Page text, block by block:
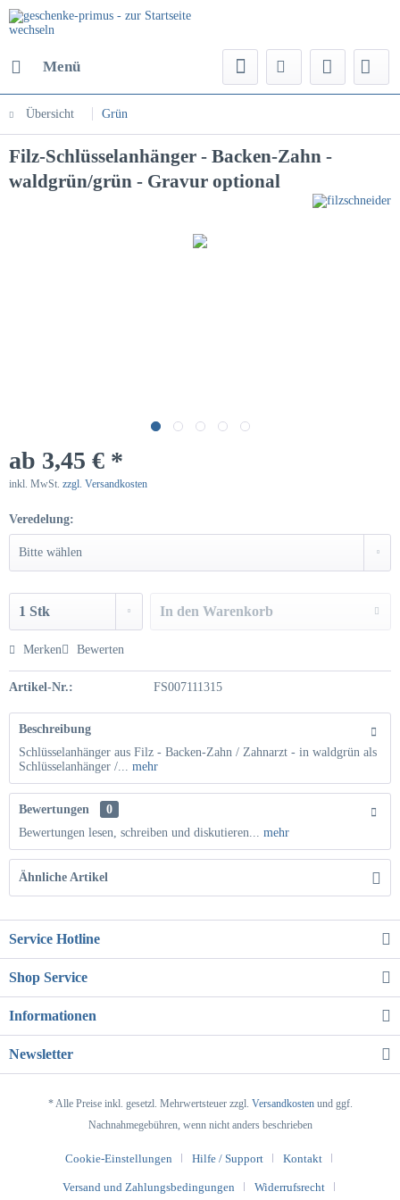
Menü
Übersicht Grün
Filz-Schlüsselanhänger - Backen-Zahn -
waldgrün/grün - Gravur optional
ab 3,45 € *
inkl. MwSt. zzgl. Versandkosten
Veredelung:
In den Warenkorb
Merken Bewerten
Artikel-Nr.: FS007111315
Beschreibung
Schlüsselanhänger aus Filz - Backen-Zahn / Zahnarzt - in waldgrün als
Schlüsselanhänger /... mehr
Bewertungen
0
Bewertungen lesen, schreiben und diskutieren... mehr
Ähnliche Artikel
Service Hotline
Shop Service
Informationen
Newsletter
* Alle Preise inkl. gesetzl. Mehrwertsteuer zzgl. Versandkostenund ggf.
Nachnahmegebühren, wenn nicht anders beschrieben
Cookie-Einstellungen Hilfe / Support Kontakt
Versand und Zahlungsbedingungen Widerrufsrecht